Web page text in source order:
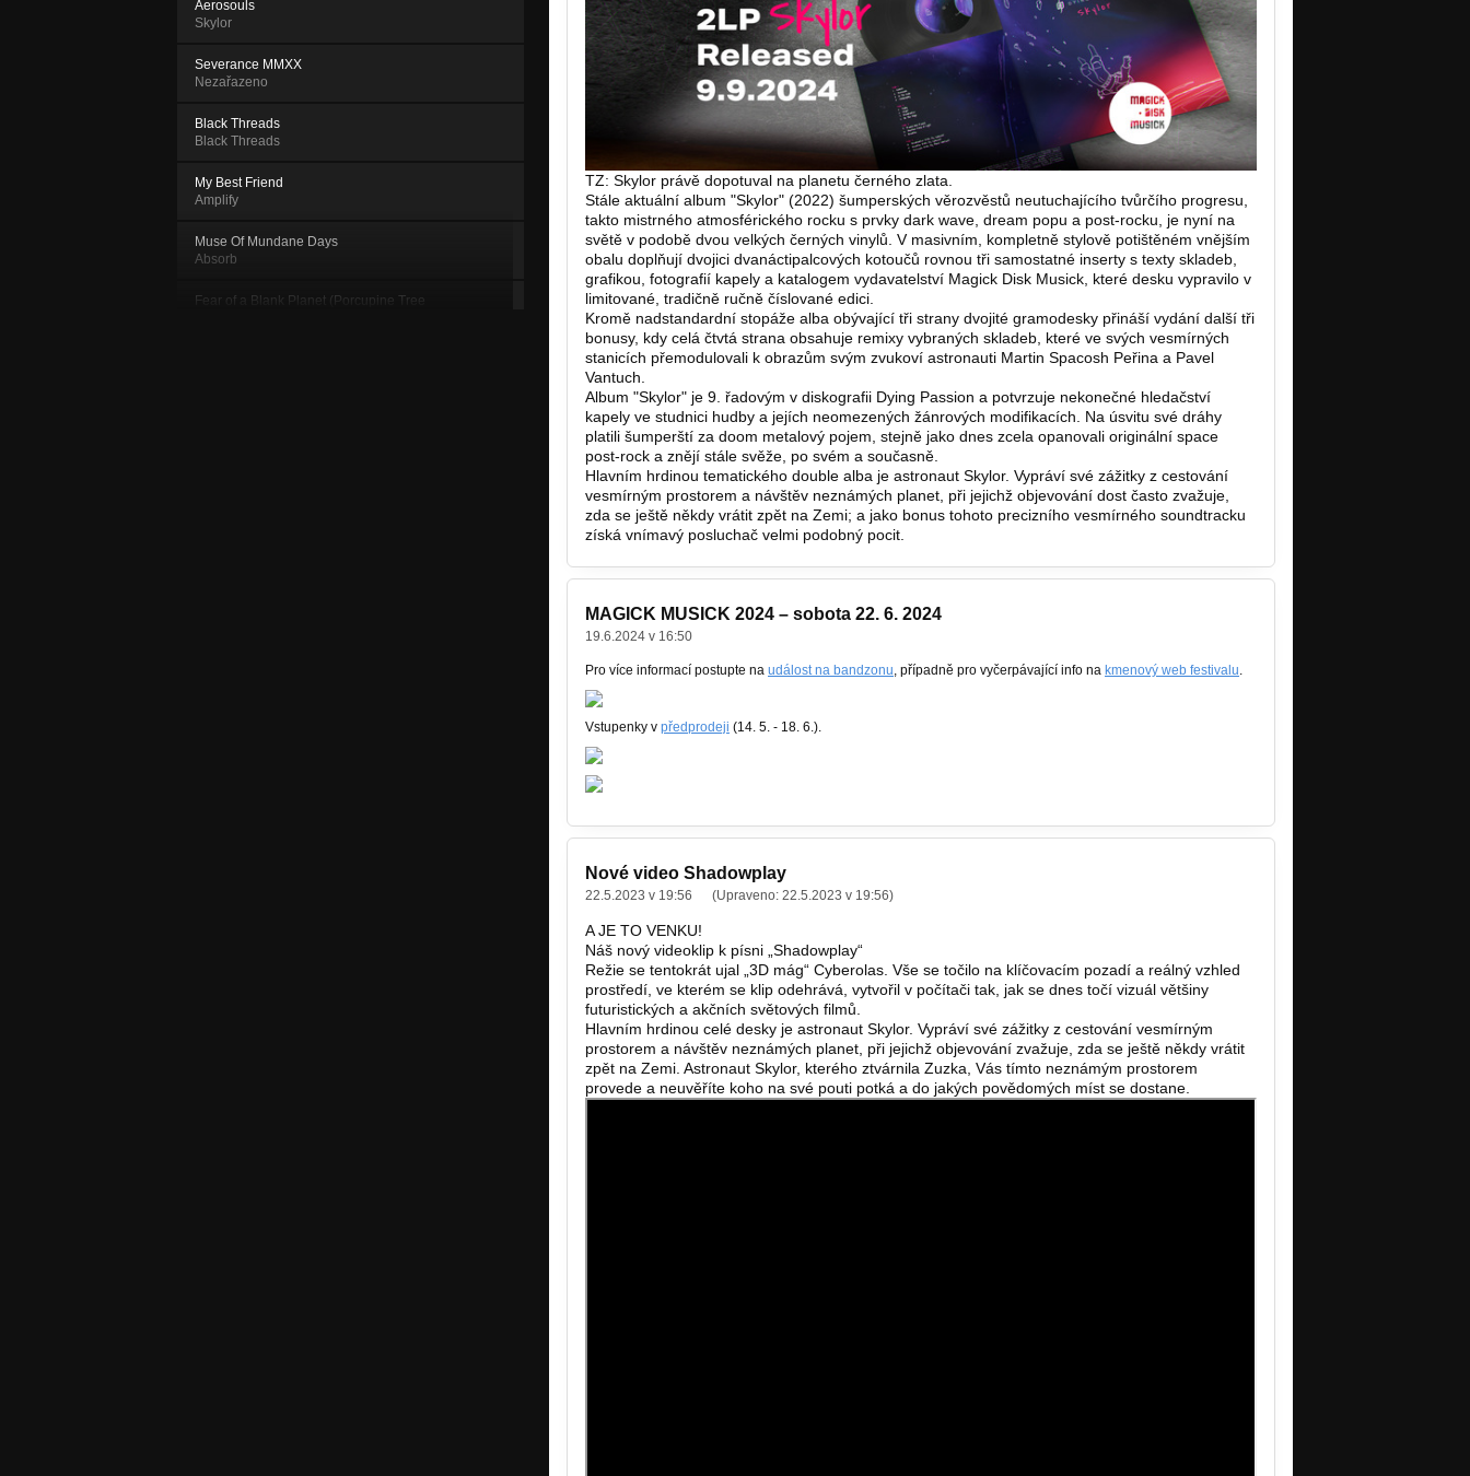
Aerosouls
Skylor
Severance MMXX
Nezařazeno
Black Threads
Black Threads
My Best Friend
Amplify
Muse Of Mundane Days
Absorb
Fear of a Blank Planet (Porcupine Tree
TZ: Skylor právě dopotuval na planetu černého zlata.
Stále aktuální album "Skylor" (2022) šumperských věrozvěstů neutuchajícího tvůrčího progresu,
takto mistrného atmosférického rocku s prvky dark wave, dream popu a post-rocku, je nyní na
světě v podobě dvou velkých černých vinylů. V masivním, kompletně stylově potištěném vnějším
obalu doplňují dvojici dvanáctipalcových kotoučů rovnou tři samostatné inserty s texty skladeb,
grafikou, fotografií kapely a katalogem vydavatelství Magick Disk Musick, které desku vypravilo v
limitované, tradičně ručně číslované edici.
Kromě nadstandardní stopáže alba obývající tři strany dvojité gramodesky přináší vydání další tři
bonusy, kdy celá čtvtá strana obsahuje remixy vybraných skladeb, které ve svých vesmírných
stanicích přemodulovali k obrazům svým zvukoví astronauti Martin Spacosh Peřina a Pavel
Vantuch.
Album "Skylor" je 9. řadovým v diskografii Dying Passion a potvrzuje nekonečné hledačství
kapely ve studnici hudby a jejích neomezených žánrových modifikacích. Na úsvitu své dráhy
platili šumperští za doom metalový pojem, stejně jako dnes zcela opanovali originální space
post-rock a znějí stále svěže, po svém a současně.
Hlavním hrdinou tematického double alba je astronaut Skylor. Vypráví své zážitky z cestování
vesmírným prostorem a návštěv neznámých planet, při jejichž objevování dost často zvažuje,
zda se ještě někdy vrátit zpět na Zemi; a jako bonus tohoto precizního vesmírného soundtracku
získá vnímavý posluchač velmi podobný pocit.
MAGICK MUSICK 2024 – sobota 22. 6. 2024
19.6.2024 v 16:50
Pro více informací postupte na událost na bandzonu , případně pro vyčerpávající info na kmenový web festivalu
Vstupenky v předprodeji (14. 5. - 18. 6.).
Nové video Shadowplay
22.5.2023 v 19:56 (Upraveno: 22.5.2023 v 19:56)
A JE TO VENKU!
Náš nový videoklip k písni „Shadowplay“
Režie se tentokrát ujal „3D mág“ Cyberolas. Vše se točilo na klíčovacím pozadí a reálný vzhled
prostředí, ve kterém se klip odehrává, vytvořil v počítači tak, jak se dnes točí vizuál většiny
futuristických a akčních světových filmů.
Hlavním hrdinou celé desky je astronaut Skylor. Vypráví své zážitky z cestování vesmírným
prostorem a návštěv neznámých planet, při jejichž objevování zvažuje, zda se ještě někdy vrátit
zpět na Zemi. Astronaut Skylor, kterého ztvárnila Zuzka, Vás tímto neznámým prostorem
provede a neuvěříte koho na své pouti potká a do jakých povědomých míst se dostane.